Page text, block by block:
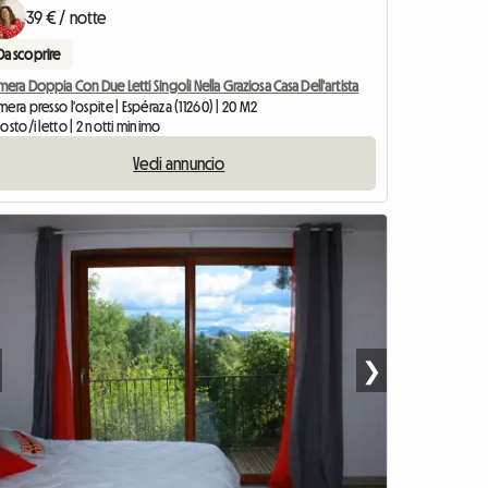
39 € / notte
scoprire
Doppia Con Due Letti Singoli Nella Graziosa Casa Dell'artista
presso l'ospite | Espéraza (11260) | 20 M2
i letto | 2 notti minimo
Vedi annuncio
❯